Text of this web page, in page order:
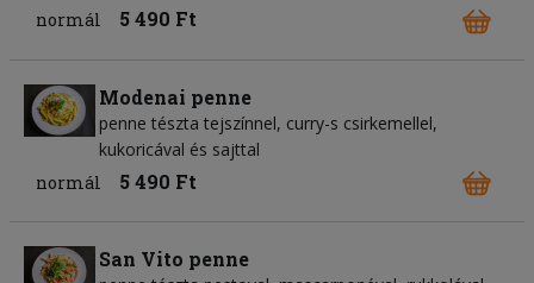
normál
5 490 Ft
Modenai penne
penne tészta tejszínnel, curry-s csirkemellel,
kukoricával és sajttal
normál
5 490 Ft
San Vito penne